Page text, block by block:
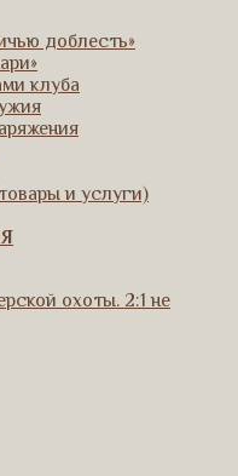
доблесть»
клуба
и услуги)
охоты. 2:1 не